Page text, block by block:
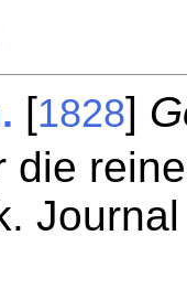
[1828]
die